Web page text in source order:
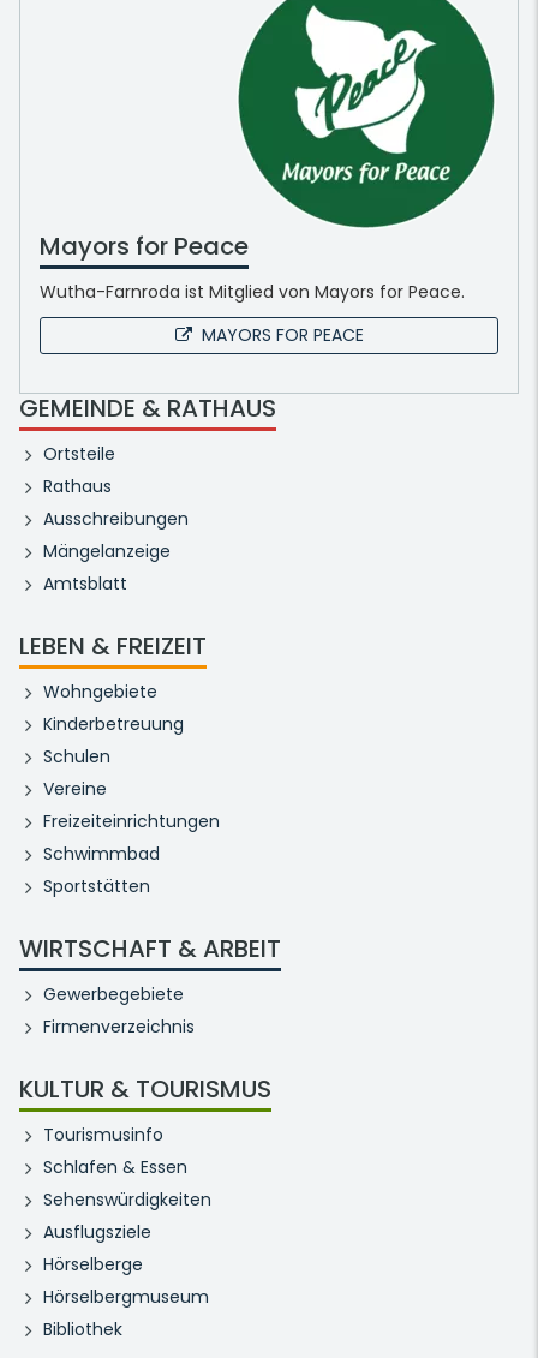
Mayors for Peace
Wutha-Farnroda ist Mitglied von Mayors for Peace.
MAYORS FOR PEACE
GEMEINDE & RATHAUS
Ortsteile
Rathaus
Ausschreibungen
Mängelanzeige
Amtsblatt
LEBEN & FREIZEIT
Wohngebiete
Kinderbetreuung
Schulen
Vereine
Freizeiteinrichtungen
Schwimmbad
Sportstätten
WIRTSCHAFT & ARBEIT
Gewerbegebiete
Firmenverzeichnis
KULTUR & TOURISMUS
Tourismusinfo
Schlafen & Essen
Sehenswürdigkeiten
Ausflugsziele
Hörselberge
Hörselbergmuseum
Bibliothek